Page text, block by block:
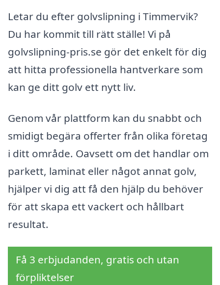
Letar du efter golvslipning i Timmervik?
Du har kommit till rätt ställe! Vi på
golvslipning-pris.se gör det enkelt för dig
att hitta professionella hantverkare som
kan ge ditt golv ett nytt liv.
Genom vår plattform kan du snabbt och
smidigt begära offerter från olika företag
i ditt område. Oavsett om det handlar om
parkett, laminat eller något annat golv,
hjälper vi dig att få den hjälp du behöver
för att skapa ett vackert och hållbart
resultat.
Få 3 erbjudanden, gratis och utan
förpliktelser